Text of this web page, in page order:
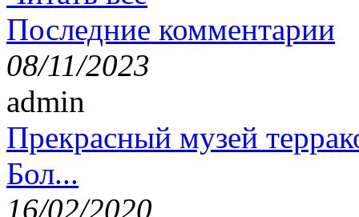
Последние комментарии
08/11/2023
admin
Прекрасный музей
Бол...
16/02/2020